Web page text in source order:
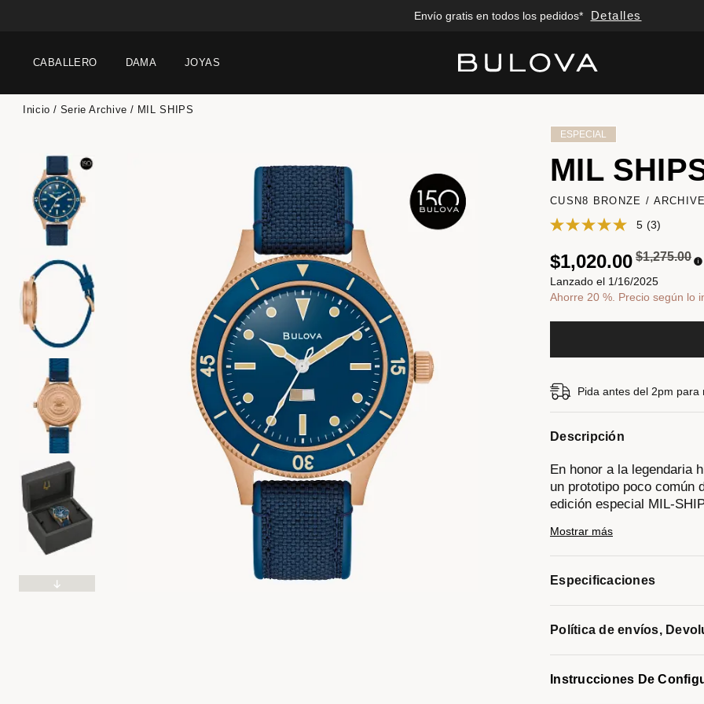
Envío gratis en todos los pedidos* Detalles
CABALLERO DAMA JOYAS
Inicio Serie Archive MIL SHIPS
ESPECIAL
MIL
CUSN8 BRONZE /
5 (3)
Precio
$1,275.00a
$1,020.00
Lanzado el 1/16/2025
Ahorre 20 %. Precio según lo
Pida antes del 2pm para
Descripción
En honor a la legendaria
un prototipo poco común
edición especial MIL-
rediseñado presenta un
de bronce CuSn8, un
cascos de buceo de
cobre y con el tiempo
mejora su durabilidad y
características distintivas
manecillas y marcadores
y un cristal de zafiro de
Mostrar más
Especificaciones
Política de envíos,
Instrucciones De
Added to Manage Wishlist